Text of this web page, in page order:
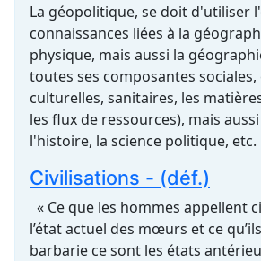
La géopolitique, se doit d'utiliser
connaissances liées à la
physique, mais aussi la
toutes ses composantes
culturelles, sanitaires, les
les flux de ressources), mais
l'histoire, la science politique, etc.
Civilisations - (déf.)
« Ce que les hommes appellent
l’état actuel des mœurs et ce
barbarie ce sont les états